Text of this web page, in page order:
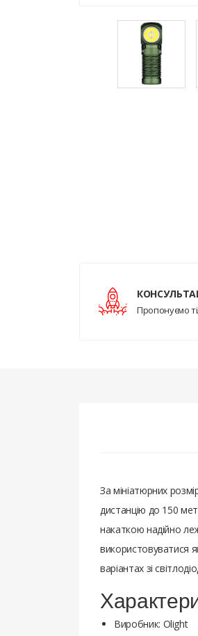
Пропонуємо
За мініатюрних
дистанцію до 150
накаткою надійно
використовуватися
варіантах зі
Виробник: Olight